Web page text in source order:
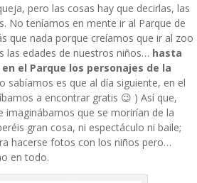
pero las cosas hay que decirlas, las
No teníamos en mente ir al Parque de
que nada porque creíamos que ir al zoo
las edades de nuestros niños… hasta
el Parque los personajes de la
sabíamos es que al día siguiente, en el
a encontrar gratis 😉 ) Así que,
imaginábamos que se morirían de la
gran cosa, ni espectáculo ni baile;
hacerse fotos con los niños pero…
en todo.